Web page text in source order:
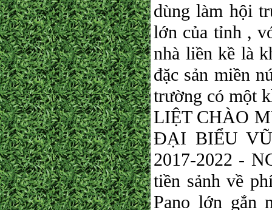
dùng làm hội
lớn của tỉnh ,
nhà liền kề là
đặc sản miền
trường có một
LIỆT CHÀO
ĐẠI BIỂU
2017-2022 -
tiền sảnh về
Pano lớn gắn